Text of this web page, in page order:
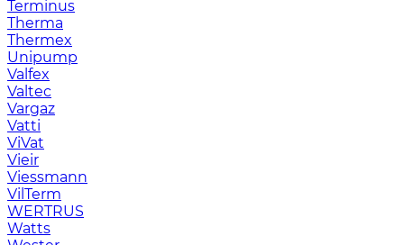
Terminus
Therma
Thermex
Unipump
Valfex
Valtec
Vargaz
Vatti
ViVat
Vieir
Viessmann
VilTerm
WERTRUS
Watts